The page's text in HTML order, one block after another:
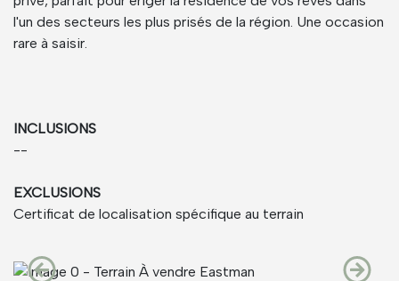
l'un des secteurs les plus prisés de la région. Une occasion
rare à saisir.
INCLUSIONS
--
EXCLUSIONS
Certificat de localisation spécifique au terrain